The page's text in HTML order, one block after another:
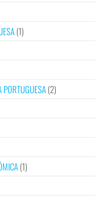
(1)
PORTUGUESA(2)
(1)